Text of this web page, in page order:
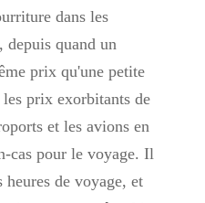
dans les
depuis quand un
prix qu'une petite
prix exorbitants de
et les avions en
cas pour le voyage. Il
heures de voyage, et